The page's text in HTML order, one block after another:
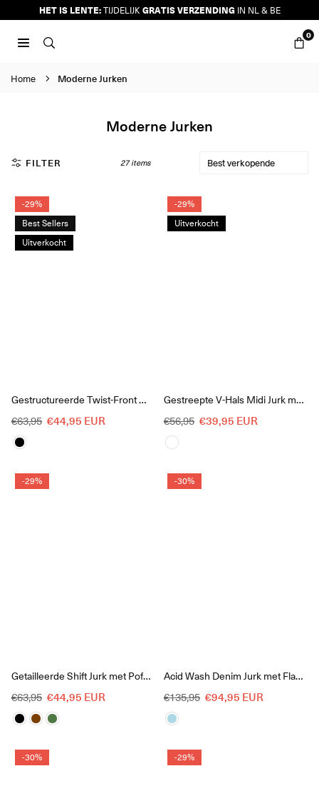
naar
inhoud
HET IS LENTE:TIJDELIJKGRATIS VERZENDINGIN NL & BE
0
Home Moderne Jurken
Moderne Jurken
FILTER 27 items
-29%
Best Sellers
Uitverkocht
Gestructureerde Twist-Front Midi Jurk
Reguliere
prijs
€63,95 €44,95 EUR
-29%
Uitverkocht
Gestreepte V-Hals Midi Jurk met Kapmouw
Reguliere
prijs
€56,95 €39,95 EUR
-29%
Getailleerde Shift Jurk met Pofmouwen
Reguliere
prijs
€63,95 €44,95 EUR
-30%
Acid Wash Denim Jurk met Flapzakken
Reguliere
prijs
€135,95 €94,95 EUR
-30% -29%